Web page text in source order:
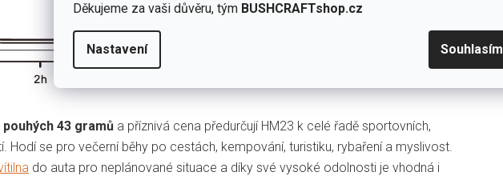
Děkujeme za vaši důvěru, tým BUSHCRAFTshop.cz
Nastavení Souhlasím
43 gramů a příznivá cena předurčují HM23 k celé řadě sportovních,
Hodí se pro večerní běhy po cestách, kempování, turistiku, rybaření a myslivost.
do auta pro neplánované situace a díky své vysoké odolnosti je vhodná i